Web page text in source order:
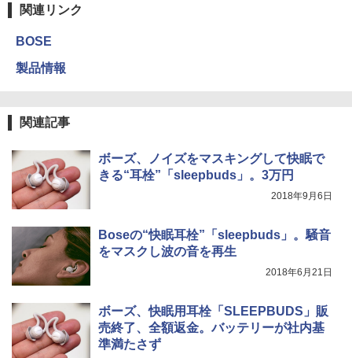
関連リンク
BOSE
製品情報
関連記事
ボーズ、ノイズをマスキングして快眠で
きる“耳栓”「sleepbuds」。3万円
2018年9月6日
Boseの“快眠耳栓”「sleepbuds」。騒音
をマスクし波の音を再生
2018年6月21日
ボーズ、快眠用耳栓「SLEEPBUDS」販
売終了、全額返金。バッテリーが社内基
準満たさず